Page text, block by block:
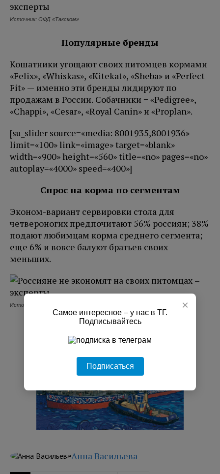
Источник: ОФД «Такском»
Популярные бренды
Кошатники угощают своих питомцев кормами
«Felix», «Whiskas», «Kitekat», «Sheba» и «Perfect
Fit» — именно эти бренды лидируют по
продажам в России. Собачники − «Pedigree»,
«Chappi», «Cesar», «Royal Canin» и «Proplan».
[su_slider source=«media: 8001935,8001936»
limit=«100» link=«image» target=«blank»
width=«900» height=«560» title=«no» pages=«no»
autoplay=«4000» speed=«400»]
Спрос на корма по сегментам
Эконом-вариант сервировки стола для
четвероногих предпочитают 56% россиян; 38%
подают любимцам корма среднего сегмента;
еще 6% и вовсе балуют братьев своих
меньших.
Источник: ОФД «Такском»
Анна Васильева
×
Самое интересное – у нас в ТГ.
Подписывайтесь
Подписаться